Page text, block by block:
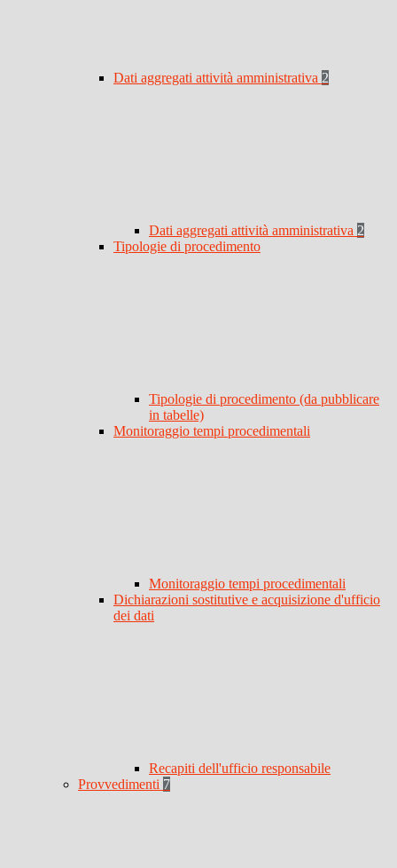
Dati aggregati attività amministrativa 2
Dati aggregati attività amministrativa 2
Tipologie di procedimento
Tipologie di procedimento (da pubblicare
in tabelle)
Monitoraggio tempi procedimentali
Monitoraggio tempi procedimentali
Dichiarazioni sostitutive e acquisizione d'ufficio
dei dati
Recapiti dell'ufficio responsabile
Provvedimenti 7